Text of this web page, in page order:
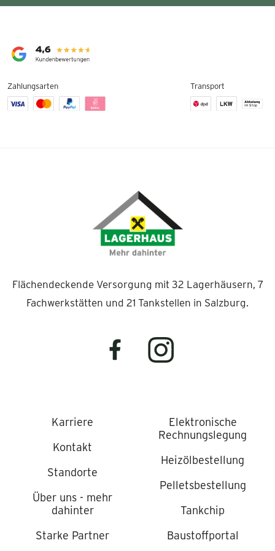
Zahlungsarten Transport
Flächendeckende Versorgung mit 32 Lagerhäusern, 7
Fachwerkstätten und 21 Tankstellen in Salzburg.
Karriere
Kontakt
Standorte
Über uns - mehr
dahinter
Starke Partner
Elektronische
Rechnungslegung
Heizölbestellung
Pelletsbestellung
Tankchip
Baustoffportal